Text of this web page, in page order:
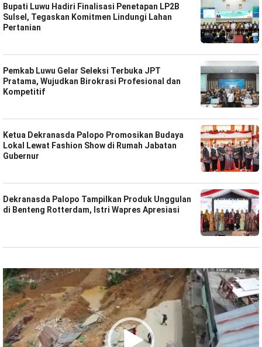
Bupati Luwu Hadiri Finalisasi Penetapan LP2B
Sulsel, Tegaskan Komitmen Lindungi Lahan
Pertanian
Pemkab Luwu Gelar Seleksi Terbuka JPT
Pratama, Wujudkan Birokrasi Profesional dan
Kompetitif
Ketua Dekranasda Palopo Promosikan Budaya
Lokal Lewat Fashion Show di Rumah Jabatan
Gubernur
Dekranasda Palopo Tampilkan Produk Unggulan
di Benteng Rotterdam, Istri Wapres Apresiasi
Pemutar
Video